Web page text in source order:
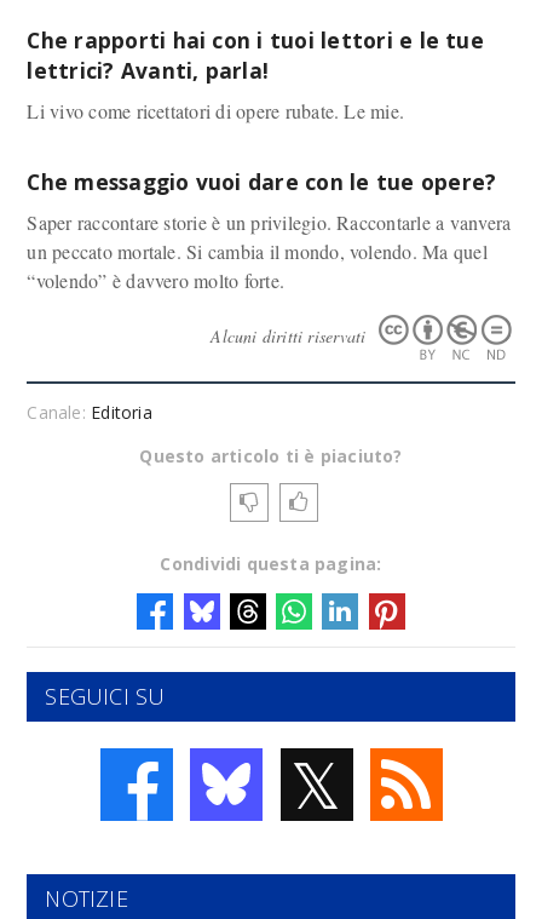
Che rapporti hai con i tuoi lettori e le tue
lettrici? Avanti, parla!
Li vivo come ricettatori di opere rubate. Le mie.
Che messaggio vuoi dare con le tue opere?
Saper raccontare storie è un privilegio. Raccontarle a vanvera
un peccato mortale. Si cambia il mondo, volendo. Ma quel
“volendo” è davvero molto forte.
Alcuni diritti riservati
Canale: Editoria
Questo articolo ti è piaciuto?
Condividi questa pagina:
SEGUICI SU
𝕏
NOTIZIE